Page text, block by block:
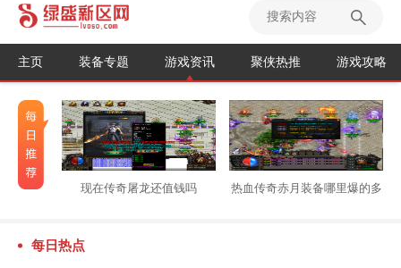
主页 装备专题 游戏资讯 聚侠热推 游戏攻略
现在传奇屠龙还值钱吗 热血传奇赤月装备哪里爆的多
每日热点